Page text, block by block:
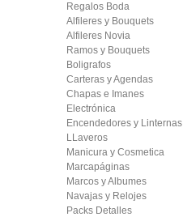
Regalos Boda
Alfileres y Bouquets
Alfileres Novia
Ramos y Bouquets
Boligrafos
Carteras y Agendas
Chapas e Imanes
Electrónica
Encendedores y Linternas
LLaveros
Manicura y Cosmetica
Marcapáginas
Marcos y Albumes
Navajas y Relojes
Packs Detalles